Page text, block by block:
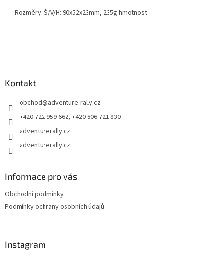
Rozměry: Š/V/H: 90x52x23mm, 235g hmotnost
Kontakt
obchod@adventure-rally.cz
+420 722 959 662, +420 606 721 830
adventurerally.cz
adventurerally.cz
Informace pro vás
Obchodní podmínky
Podmínky ochrany osobních údajů
Instagram